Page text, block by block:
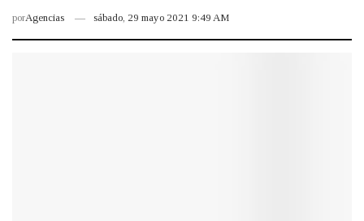
porAgencias sábado, 29 mayo 2021 9:49 AM